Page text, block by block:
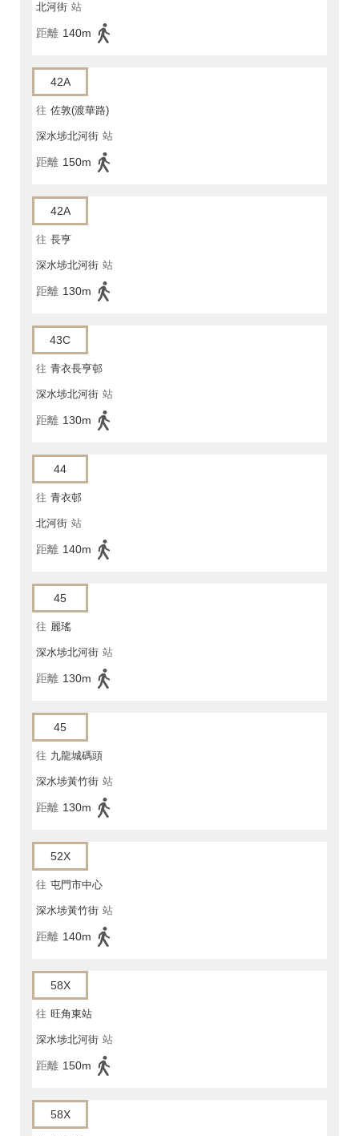
北河街 站
距離 140m
42A
往 佐敦(渡華路)
深水埗北河街 站
距離 150m
42A
往 長亨
深水埗北河街 站
距離 130m
43C
往 青衣長亨邨
深水埗北河街 站
距離 130m
44
往 青衣邨
北河街 站
距離 140m
45
往 麗瑤
深水埗北河街 站
距離 130m
45
往 九龍城碼頭
深水埗黃竹街 站
距離 130m
52X
往 屯門市中心
深水埗黃竹街 站
距離 140m
58X
往 旺角東站
深水埗北河街 站
距離 150m
58X